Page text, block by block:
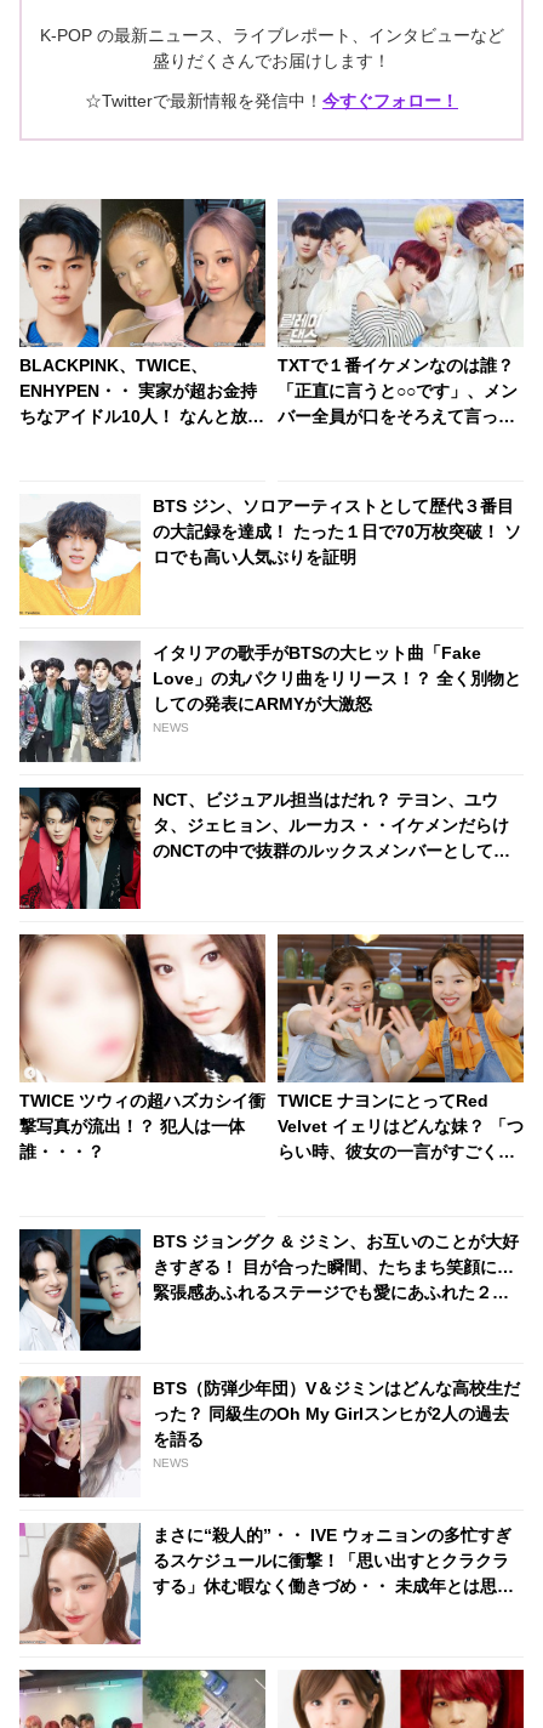
K-POP の最新ニュース、ライブレポート、インタビューなど
盛りだくさんでお届けします！
☆Twitterで最新情報を発信中！ 今すぐフォロー！
BLACKPINK、TWICE、
ENHYPEN・・ 実家が超お金持
ちなアイドル10人！ なんと放送
TXTで１番イケメンなのは誰？
「正直に言うと○○です」、メン
バー全員が口をそろえて言った
BTS ジン、ソロアーティストとして歴代３番目
の大記録を達成！ たった１日で70万枚突破！ ソ
ロでも高い人気ぶりを証明
イタリアの歌手がBTSの大ヒット曲「Fake
Love」の丸パクリ曲をリリース！？ 全く別物と
しての発表にARMYが大激怒
NEWS
NCT、ビジュアル担当はだれ？ テヨン、ユウ
タ、ジェヒョン、ルーカス・・イケメンだらけ
のNCTの中で抜群のルックスメンバーとして
TWICE ツウィの超ハズカシイ衝
撃写真が流出！？ 犯人は一体
誰・・・？
TWICE ナヨンにとってRed
Velvet イェリはどんな妹？ 「つ
らい時、彼女の一言がすごく力
BTS ジョングク & ジミン、お互いのことが大好
きすぎる！ 目が合った瞬間、たちまち笑顔に…
緊張感あふれるステージでも愛にあふれた２人
BTS（防弾少年団）V＆ジミンはどんな高校生だ
った？ 同級生のOh My Girlスンヒが2人の過去
を語る
NEWS
まさに“殺人的”・・ IVE ウォニョンの多忙すぎ
るスケジュールに衝撃！「思い出すとクラクラ
する」休む暇なく働きづめ・・ 未成年とは思え